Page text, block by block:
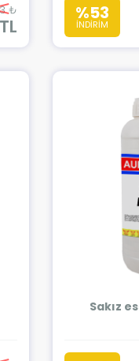
₺ %53
İNDİRİM
Sakız